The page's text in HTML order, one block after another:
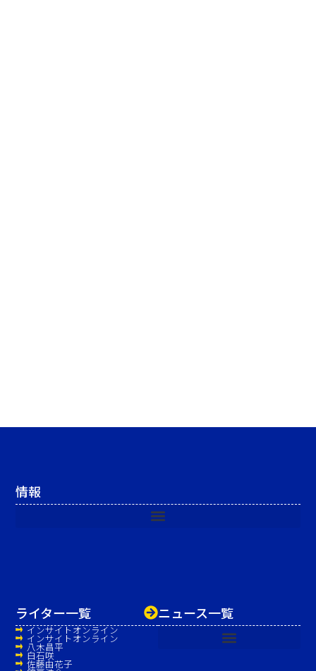
ニュース一覧
ライター一覧
インサイトオンライン
インサイトオンライン
八木昌平
白石咲
佐藤由花子
情報